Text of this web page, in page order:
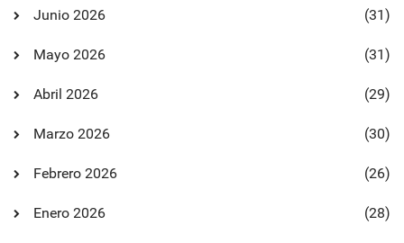
Junio 2026 (31)
Mayo 2026 (31)
Abril 2026 (29)
Marzo 2026 (30)
Febrero 2026 (26)
Enero 2026 (28)